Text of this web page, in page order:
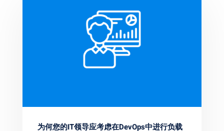
为何您的IT领导应考虑在DevOps中进行负载